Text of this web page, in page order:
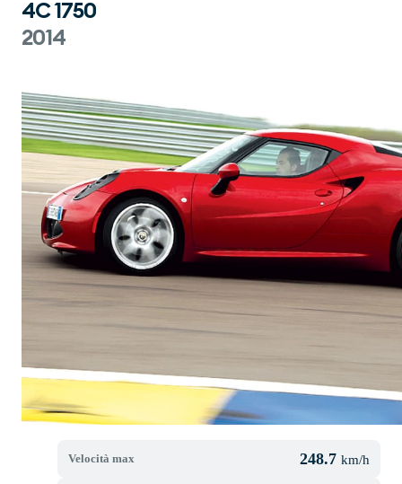
4C 1750
2014
Velocità max 248.7 km/h